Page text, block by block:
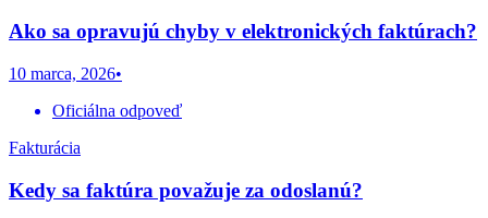
Ako sa opravujú chyby v elektronických faktúrach?
10 marca, 2026•
Oficiálna odpoveď
Fakturácia
Kedy sa faktúra považuje za odoslanú?